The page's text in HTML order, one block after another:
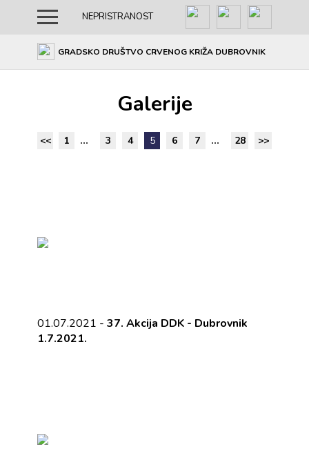
NEPRISTRANOST
GRADSKO DRUŠTVO CRVENOG KRIŽA DUBROVNIK
Galerije
<< 1 ... 3 4 5 6 7 ... 28 >>
01.07.2021 - 37. Akcija DDK - Dubrovnik
1.7.2021.